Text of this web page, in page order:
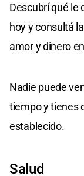
Descubrí qué le
hoy y consultá
amor y dinero
Nadie puede
tiempo y tienes
establecido.
Salud